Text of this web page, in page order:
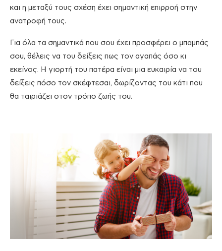
και η μεταξύ τους σχέση έχει σημαντική επιρροή στην
ανατροφή τους.
Για όλα τα σημαντικά που σου έχει προσφέρει ο μπαμπάς
σου, θέλεις να του δείξεις πως τον αγαπάς όσο κι
εκείνος. Η γιορτή του πατέρα είναι μια ευκαιρία να του
δείξεις πόσο τον σκέφτεσαι, δωρίζοντας του κάτι που
θα ταιριάζει στον τρόπο ζωής του.